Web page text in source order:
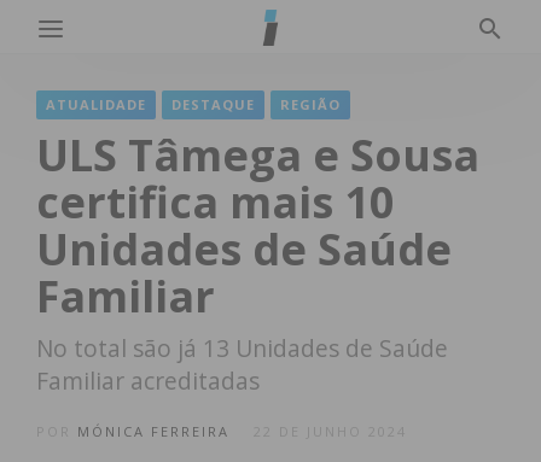
ATUALIDADE DESTAQUE REGIÃO
ULS Tâmega e Sousa
certifica mais 10
Unidades de Saúde
Familiar
No total são já 13 Unidades de Saúde
Familiar acreditadas
MÓNICA FERREIRA 22 DE JUNHO 2024